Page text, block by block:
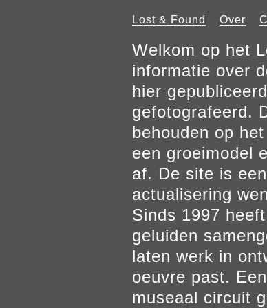
Lost & Found Over
Welkom op het
informatie over
hier
gefotografeerd.
behouden op
een groeimodel
af. De site is
actualisering
Sinds 1997
geluiden
laten werk in
oeuvre past.
museaal circuit